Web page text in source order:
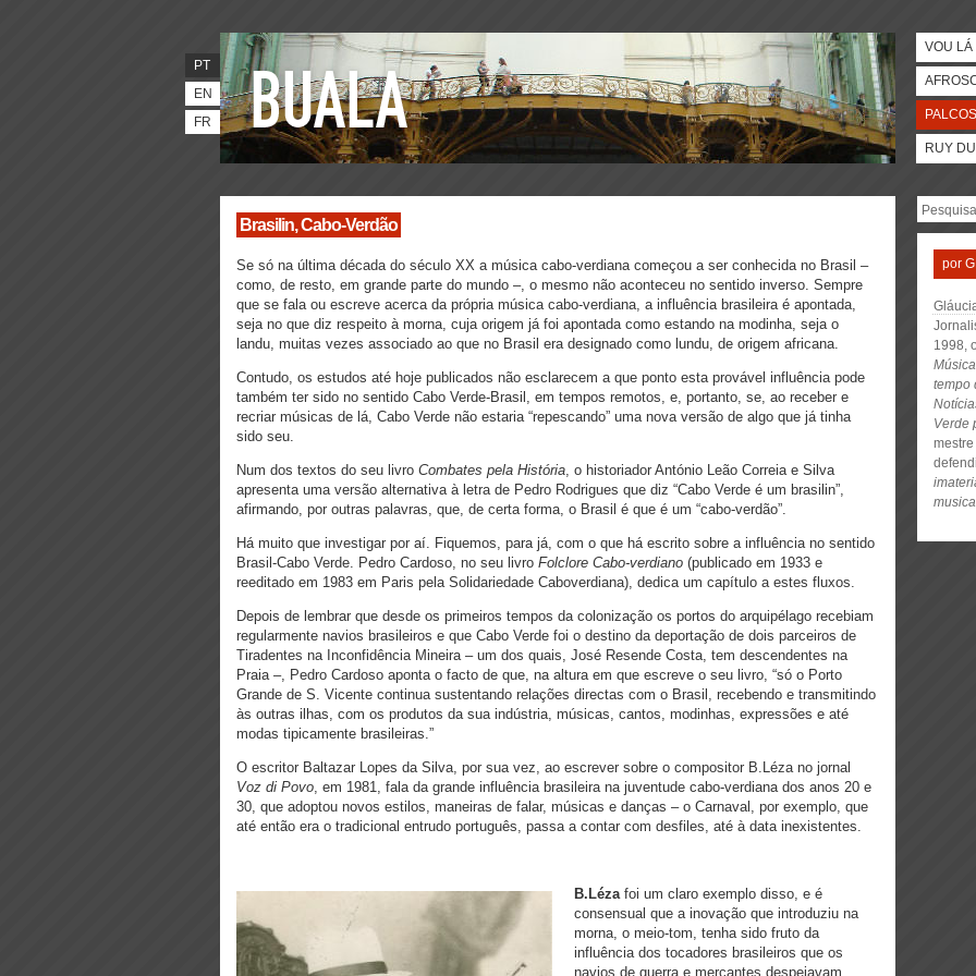
PT
EN
FR
VOU LÁ
PALCOS
RUY
Brasilin, Cabo-Verdão
Se só na última década do século XX a música cabo-verdiana começou a ser conhecida no Brasil –
como, de resto, em grande parte do mundo –, o mesmo não aconteceu no sentido inverso. Sempre
que se fala ou escreve acerca da própria música cabo-verdiana, a influência brasileira é apontada,
seja no que diz respeito à morna, cuja origem já foi apontada como estando na modinha, seja o
landu, muitas vezes associado ao que no Brasil era designado como lundu, de origem africana.
Contudo, os estudos até hoje publicados não esclarecem a que ponto esta provável influência pode
também ter sido no sentido Cabo Verde-Brasil, em tempos remotos, e, portanto, se, ao receber e
recriar músicas de lá, Cabo Verde não estaria “repescando” uma nova versão de algo que já tinha
sido seu.
Num dos textos do seu livro Combates pela História, o historiador António Leão Correia e Silva
apresenta uma versão alternativa à letra de Pedro Rodrigues que diz “Cabo Verde é um brasilin”,
afirmando, por outras palavras, que, de certa forma, o Brasil é que é um “cabo-verdão”.
Há muito que investigar por aí. Fiquemos, para já, com o que há escrito sobre a influência no sentido
Brasil-Cabo Verde. Pedro Cardoso, no seu livro Folclore Cabo-verdiano (publicado em 1933 e
reeditado em 1983 em Paris pela Solidariedade Caboverdiana), dedica um capítulo a estes fluxos.
Depois de lembrar que desde os primeiros tempos da colonização os portos do arquipélago recebiam
regularmente navios brasileiros e que Cabo Verde foi o destino da deportação de dois parceiros de
Tiradentes na Inconfidência Mineira – um dos quais, José Resende Costa, tem descendentes na
Praia –, Pedro Cardoso aponta o facto de que, na altura em que escreve o seu livro, “só o Porto
Grande de S. Vicente continua sustentando relações directas com o Brasil, recebendo e transmitindo
às outras ilhas, com os produtos da sua indústria, músicas, cantos, modinhas, expressões e até
modas tipicamente brasileiras.”
O escritor Baltazar Lopes da Silva, por sua vez, ao escrever sobre o compositor B.Léza no jornal
Voz di Povo, em 1981, fala da grande influência brasileira na juventude cabo-verdiana dos anos 20 e
30, que adoptou novos estilos, maneiras de falar, músicas e danças – o Carnaval, por exemplo, que
até então era o tradicional entrudo português, passa a contar com desfiles, até à data inexistentes.
B.Lézafoi um claro exemplo disso, e é
consensual que a inovação que introduziu na
morna, o meio-tom, tenha sido fruto da
influência dos tocadores brasileiros que os
navios de guerra e mercantes despejavam
por
1998,
tempo
Verde